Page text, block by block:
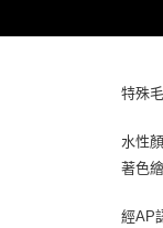
特殊
水性
著色
經AP